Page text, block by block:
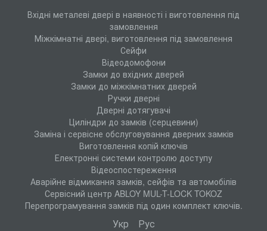
Вхідні металеві двері в наявності і виготовлення під
замовлення
Міжкімнатні двері, виготовлення під замовлення
Сейфи
Відеодомофони
Замки до вхідних дверей
Замки до міжкімнатних дверей
Ручки дверні
Дверні дотягувачі
Циліндри до замків (серцевини)
Заміна і сервісне обслуговування дверних замків
Виготовлення копій ключів
Електронні системи контролю доступу
Відеоспостереження
Аварійне відмикання замків, сейфів та автомобілів
Сервісний центр ABLOY MUL-T-LOCK TOKOZ
Перепрограмування замків під один комплект ключів.
Укр Рус